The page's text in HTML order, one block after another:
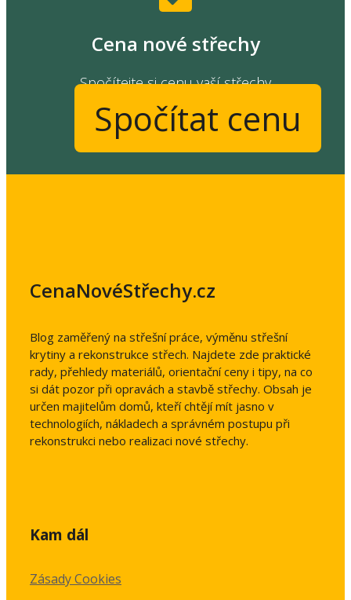
Cena nové střechy
Spočítejte si cenu vaší střechy
Spočítat cenu
CenaNovéStřechy.cz
Blog zaměřený na střešní práce, výměnu střešní
krytiny a rekonstrukce střech. Najdete zde praktické
rady, přehledy materiálů, orientační ceny i tipy, na co
si dát pozor při opravách a stavbě střechy. Obsah je
určen majitelům domů, kteří chtějí mít jasno v
technologiích, nákladech a správném postupu při
rekonstrukci nebo realizaci nové střechy.
Kam dál
Zásady Cookies